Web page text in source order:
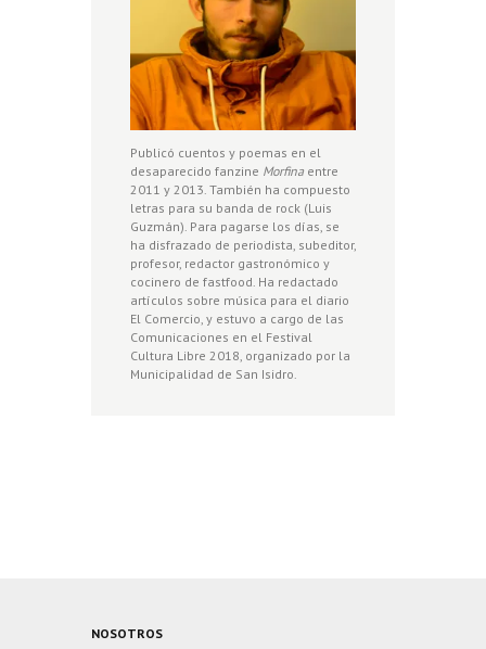
Publicó cuentos y poemas en el
desaparecido fanzine Morfina entre
2011 y 2013. También ha compuesto
letras para su banda de rock (Luis
Guzmán). Para pagarse los días, se
ha disfrazado de periodista, subeditor,
profesor, redactor gastronómico y
cocinero de fastfood. Ha redactado
artículos sobre música para el diario
El Comercio, y estuvo a cargo de las
Comunicaciones en el Festival
Cultura Libre 2018, organizado por la
Municipalidad de San Isidro.
NOSOTROS